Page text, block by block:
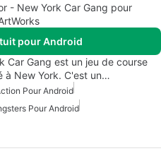
- New York Car Gang pour
pour Android
Car Gang est un jeu de course
à New York. C'est un…
Pour Android
Pour Android